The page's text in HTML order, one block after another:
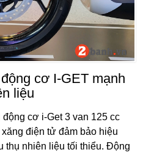
cơ I-GET mạnh
liệu
cơ i-Get 3 van 125 cc
điện tử đảm bảo hiệu
thụ nhiên liệu tối thiểu. Động